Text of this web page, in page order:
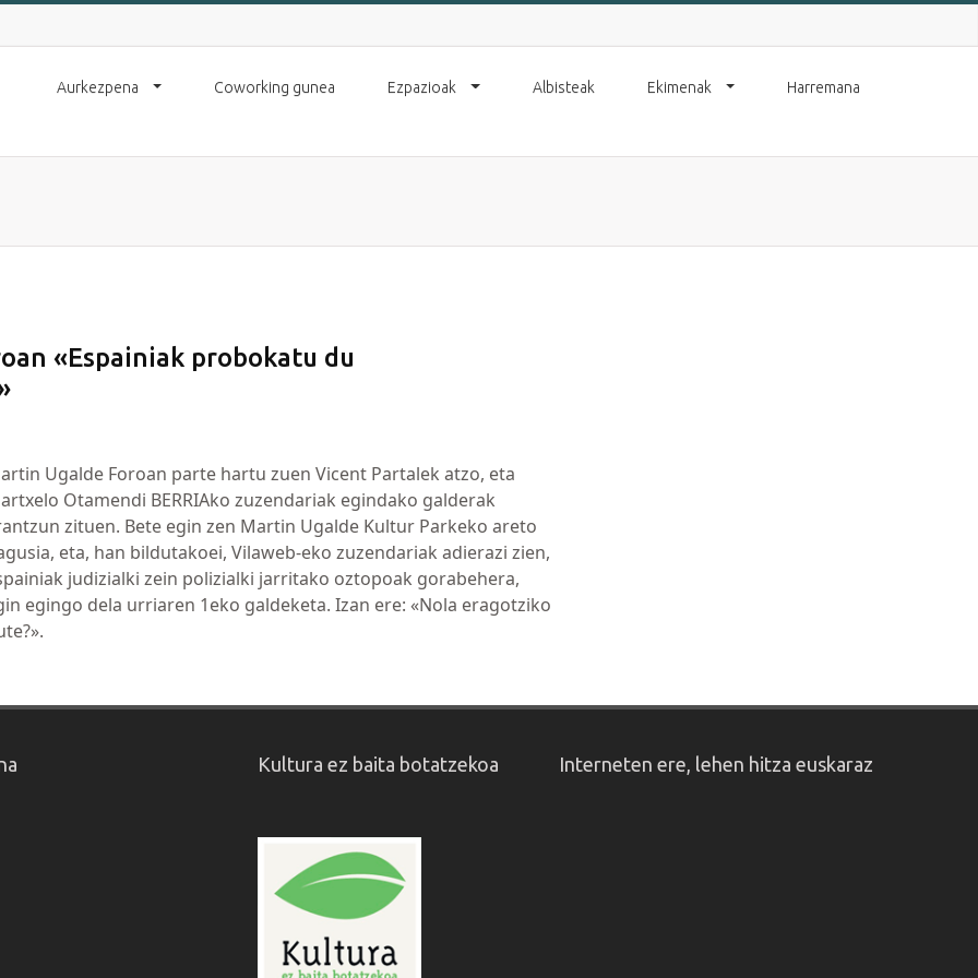
Aurkezpena Coworking gunea Ezpazioak Albisteak Ekimenak Harremana
«Espainiak probokatu du
Ugalde Foroan parte hartu zuen Vicent Partalek atzo, eta
Otamendi BERRIAko zuzendariak egindako galderak
zituen. Bete egin zen Martin Ugalde Kultur Parkeko areto
eta, han bildutakoei, Vilaweb-eko zuzendariak adierazi zien,
judizialki zein polizialki jarritako oztopoak gorabehera,
egingo dela urriaren 1eko galdeketa. Izan ere: «Nola eragotziko
Kultura ez baita botatzekoa Interneten ere, lehen hitza euskaraz